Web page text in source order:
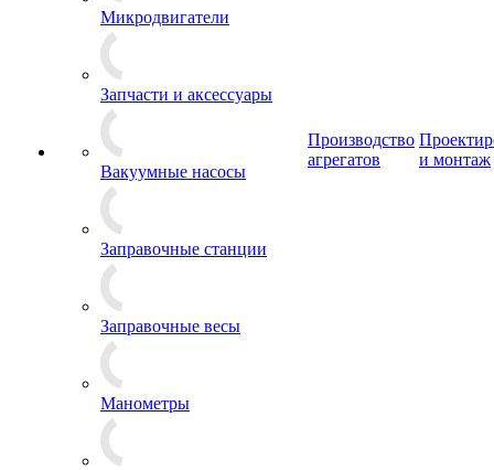
Микродвигатели
Запчасти и аксессуары
Вакуумные насосы
Заправочные станции
Заправочные весы
Манометры
Производство
агрегатов
и монтаж